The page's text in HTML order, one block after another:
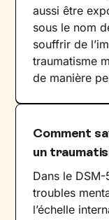
aussi être
sous le nom
souffrir de
traumatisme
de manière
Comment
un
Dans le
troubles
l’échelle